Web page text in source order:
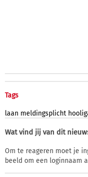
Tags
laan meldingsplicht
Wat vind jij van dit
Om te reageren moet je
beeld om een loginnaam